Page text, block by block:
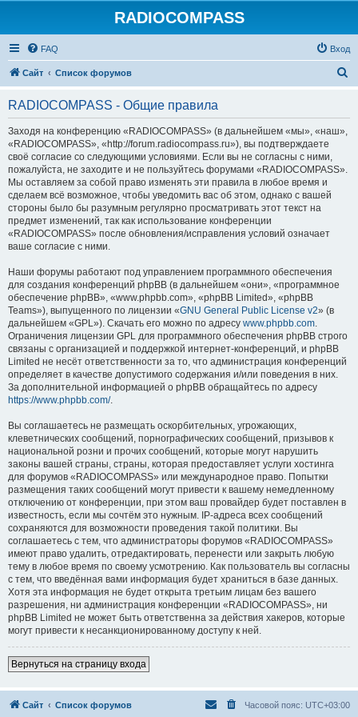
RADIOCOMPASS
FAQ Вход
Сайт Список форумов
RADIOCOMPASS - Общие правила
Заходя на конференцию «RADIOCOMPASS» (в дальнейшем «мы», «наш»,
«RADIOCOMPASS», «http://forum.radiocompass.ru»), вы подтверждаете
своё согласие со следующими условиями. Если вы не согласны с ними,
пожалуйста, не заходите и не пользуйтесь форумами «RADIOCOMPASS».
Мы оставляем за собой право изменять эти правила в любое время и
сделаем всё возможное, чтобы уведомить вас об этом, однако с вашей
стороны было бы разумным регулярно просматривать этот текст на
предмет изменений, так как использование конференции
«RADIOCOMPASS» после обновления/исправления условий означает
ваше согласие с ними.
Наши форумы работают под управлением программного обеспечения
для создания конференций phpBB (в дальнейшем «они», «программное
обеспечение phpBB», «www.phpbb.com», «phpBB Limited», «phpBB
Teams»), выпущенного по лицензии «GNU General Public License v2» (в
дальнейшем «GPL»). Скачать его можно по адресу www.phpbb.com.
Ограничения лицензии GPL для программного обеспечения phpBB строго
связаны с организацией и поддержкой интернет-конференций, и phpBB
Limited не несёт ответственности за то, что администрация конференций
определяет в качестве допустимого содержания и/или поведения в них.
За дополнительной информацией о phpBB обращайтесь по адресу
https://www.phpbb.com/.
Вы соглашаетесь не размещать оскорбительных, угрожающих,
клеветнических сообщений, порнографических сообщений, призывов к
национальной розни и прочих сообщений, которые могут нарушить
законы вашей страны, страны, которая предоставляет услуги хостинга
для форумов «RADIOCOMPASS» или международное право. Попытки
размещения таких сообщений могут привести к вашему немедленному
отключению от конференции, при этом ваш провайдер будет поставлен в
известность, если мы сочтём это нужным. IP-адреса всех сообщений
сохраняются для возможности проведения такой политики. Вы
соглашаетесь с тем, что администраторы форумов «RADIOCOMPASS»
имеют право удалить, отредактировать, перенести или закрыть любую
тему в любое время по своему усмотрению. Как пользователь вы согласны
с тем, что введённая вами информация будет храниться в базе данных.
Хотя эта информация не будет открыта третьим лицам без вашего
разрешения, ни администрация конференции «RADIOCOMPASS», ни
phpBB Limited не может быть ответственна за действия хакеров, которые
могут привести к несанкционированному доступу к ней.
Вернуться на страницу входа
Сайт Список форумов Часовой пояс: UTC+03:00